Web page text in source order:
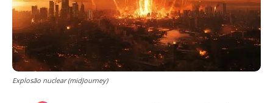
Explosão nuclear (midJourney)